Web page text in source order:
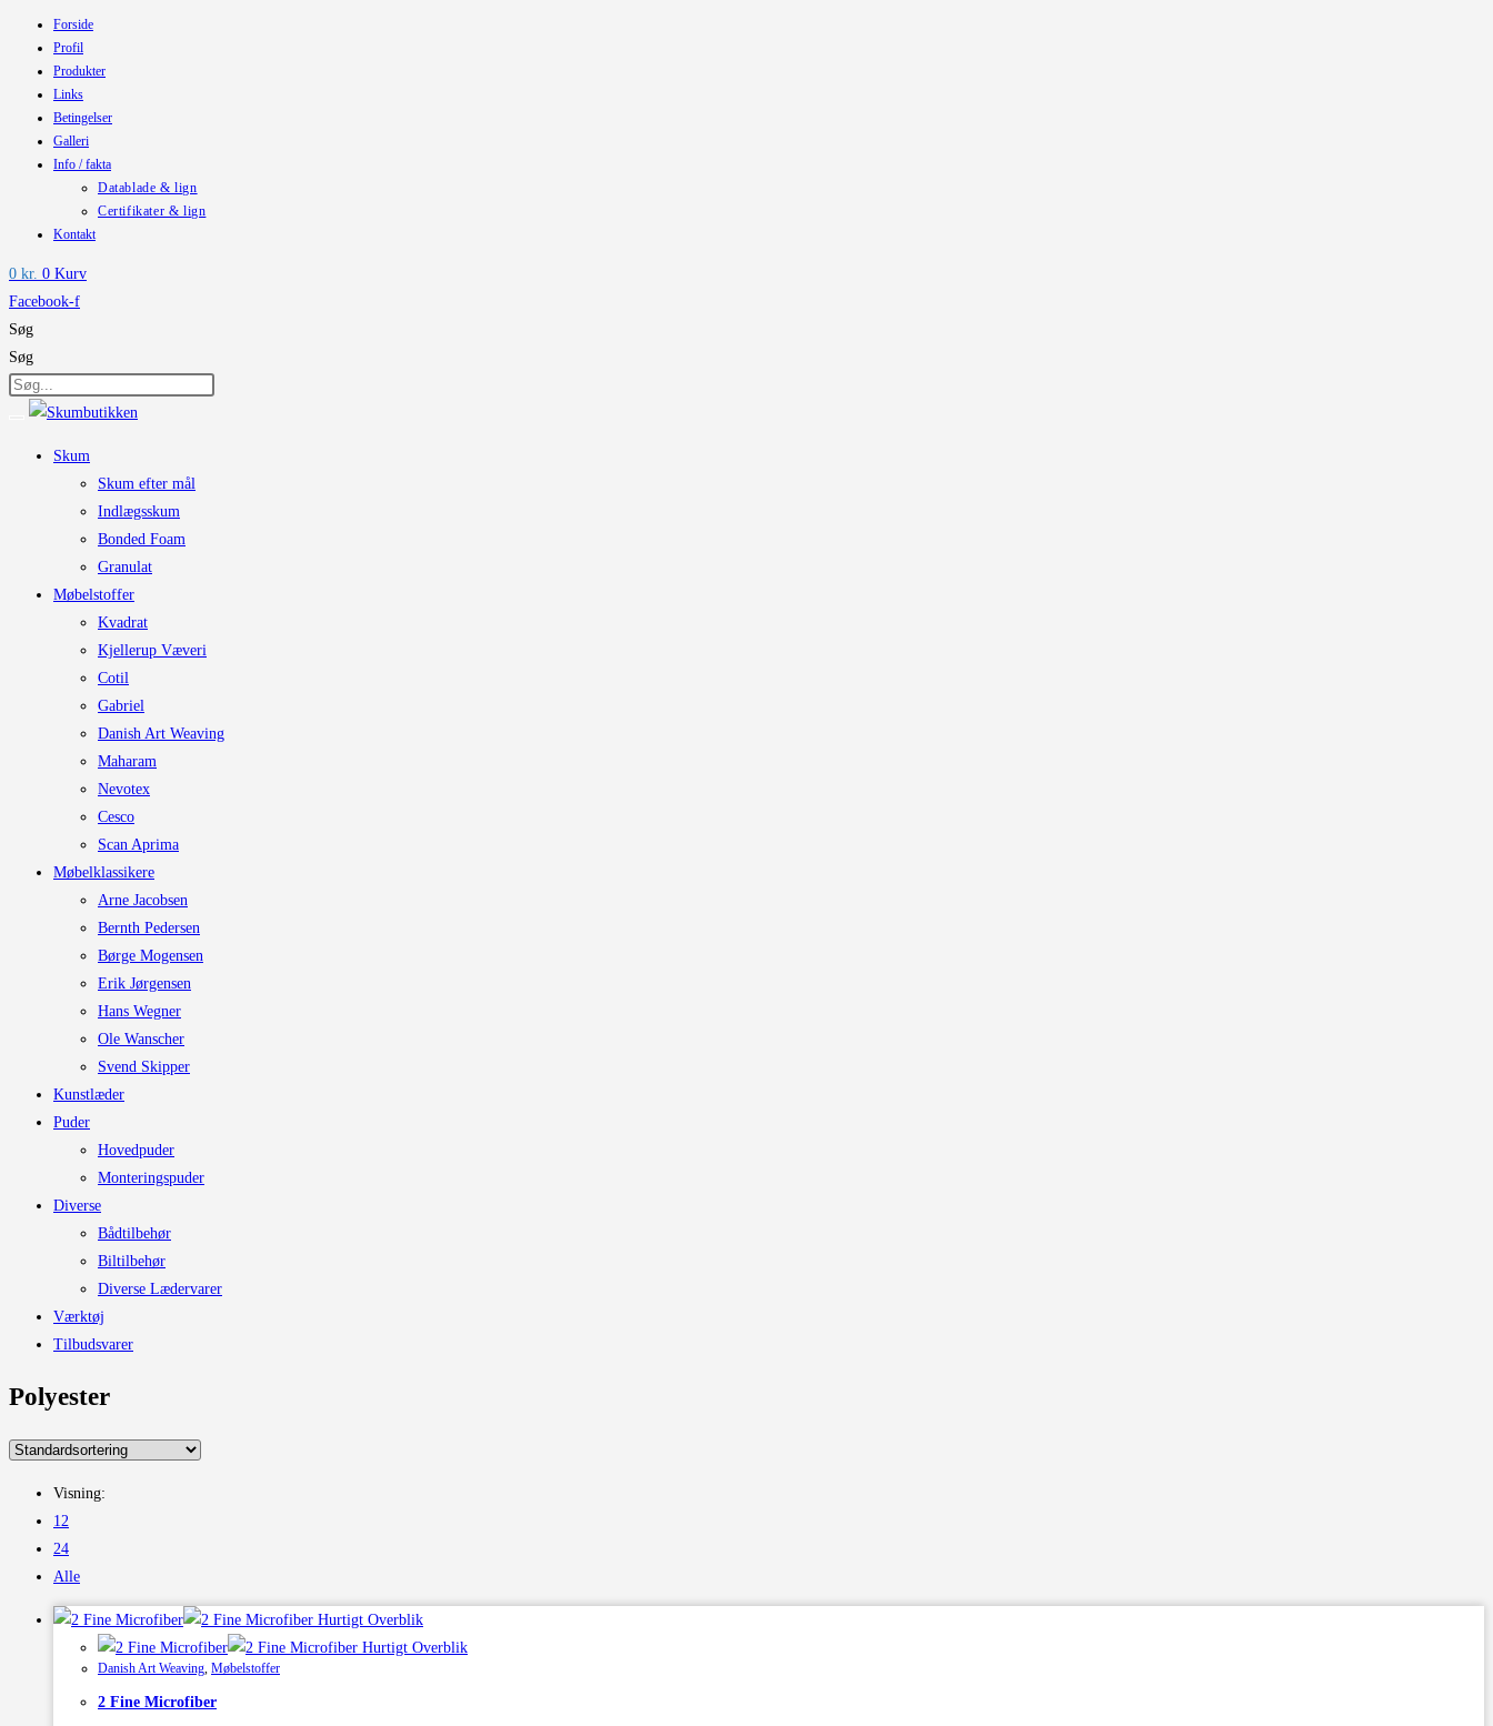
Forside
Profil
Produkter
Links
Betingelser
Galleri
Info / fakta
Datablade & lign
Certifikater & lign
Kontakt
0 kr. 0 Kurv
Facebook-f
Søg
Søg
Skum
Skum efter mål
Indlægsskum
Bonded Foam
Granulat
Møbelstoffer
Kvadrat
Kjellerup Væveri
Cotil
Gabriel
Danish Art Weaving
Maharam
Nevotex
Cesco
Scan Aprima
Møbelklassikere
Arne Jacobsen
Bernth Pedersen
Børge Mogensen
Erik Jørgensen
Hans Wegner
Ole Wanscher
Svend Skipper
Kunstlæder
Puder
Hovedpuder
Monteringspuder
Diverse
Bådtilbehør
Biltilbehør
Diverse Lædervarer
Værktøj
Tilbudsvarer
Polyester
Visning:
12
24
Alle
Hurtigt Overblik
Hurtigt Overblik
Danish Art Weaving, Møbelstoffer
2 Fine Microfiber